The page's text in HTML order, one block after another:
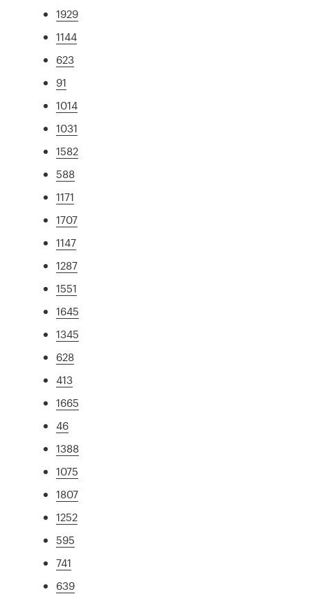
1929
1144
623
91
1014
1031
1582
588
1171
1707
1147
1287
1551
1645
1345
628
413
1665
46
1388
1075
1807
1252
595
741
639